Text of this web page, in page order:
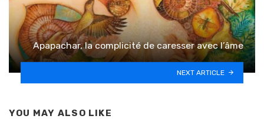
Apapachar, la complicité de caresser avec l’âme
NEXT ARTICLE
YOU MAY ALSO LIKE